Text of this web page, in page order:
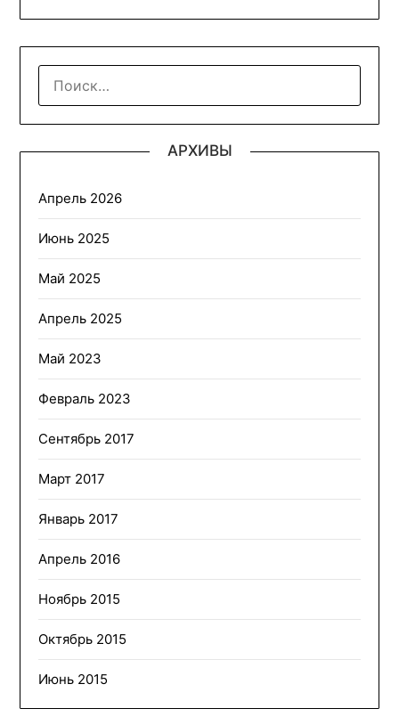
АРХИВЫ
Апрель 2026
Июнь 2025
Май 2025
Апрель 2025
Май 2023
Февраль 2023
Сентябрь 2017
Март 2017
Январь 2017
Апрель 2016
Ноябрь 2015
Октябрь 2015
Июнь 2015